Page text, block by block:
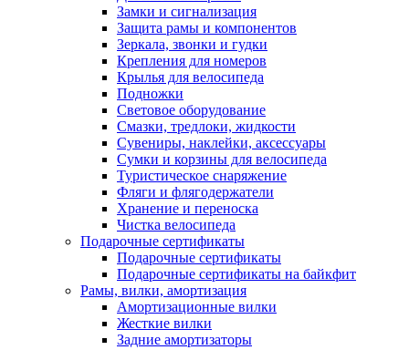
Замки и сигнализация
Защита рамы и компонентов
Зеркала, звонки и гудки
Крепления для номеров
Крылья для велосипеда
Подножки
Световое оборудование
Смазки, тредлоки, жидкости
Сувениры, наклейки, аксессуары
Сумки и корзины для велосипеда
Туристическое снаряжение
Фляги и флягодержатели
Хранение и переноска
Чистка велосипеда
Подарочные сертификаты
Подарочные сертификаты
Подарочные сертификаты на байкфит
Рамы, вилки, амортизация
Амортизационные вилки
Жесткие вилки
Задние амортизаторы